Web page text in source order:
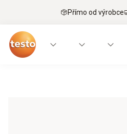
Přímo od výrobce